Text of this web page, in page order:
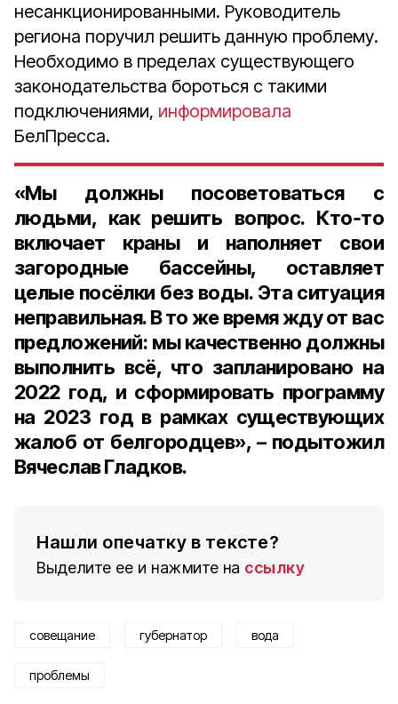
несанкционированными. Руководитель
региона поручил решить данную проблему.
Необходимо в пределах существующего
законодательства бороться с такими
подключениями, информировала
БелПресса.
«Мы должны посоветоваться с
людьми, как решить вопрос. Кто‑то
включает краны и наполняет свои
загородные бассейны, оставляет
целые посёлки без воды. Эта ситуация
неправильная. В то же время жду от вас
предложений: мы качественно должны
выполнить всё, что запланировано на
2022 год, и сформировать программу
на 2023 год в рамках существующих
жалоб от белгородцев», – подытожил
Вячеслав Гладков.
Нашли опечатку в тексте?
Выделите ее и нажмите на ссылку
совещание губернатор вода
проблемы